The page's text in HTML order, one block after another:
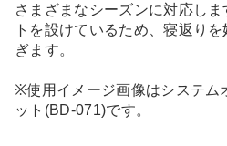
さまざまなシーズンに対応し
トを設けているため、寝返り
ぎます。
※使用イメージ画像はシステム
ット(BD-071)です。